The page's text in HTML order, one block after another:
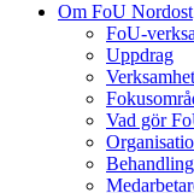
Om FoU Nordost
FoU-
Uppdrag
Vad gör